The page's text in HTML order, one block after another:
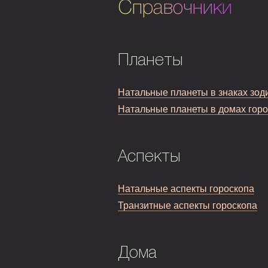
Справочники
Планеты
Натальные планеты в знаках
Натальные планеты в домах
Аспекты
Натальные аспекты гороскопа
Транзитные аспекты гороскопа
Дома